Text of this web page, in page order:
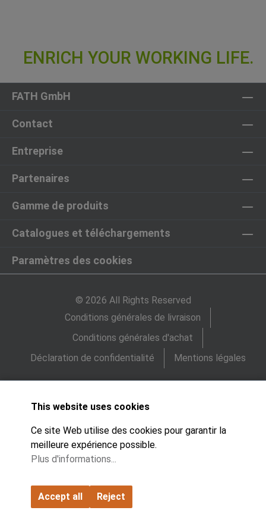
FATH GmbH
Contact
Entreprise
Partenaires
Gamme de produits
Catalogues et téléchargements
Paramètres des cookies
© 2026 All Rights Reserved
Conditions générales de livraison
Conditions générales d'achat
Déclaration de confidentialité
Mentions légales
This website uses cookies
Ce site Web utilise des cookies pour garantir la
meilleure expérience possible.
Plus d'informations...
Accept all Reject